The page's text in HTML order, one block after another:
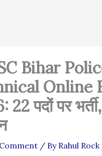
Bihar
Online
22 पदों पर
/ By Rahul Rock